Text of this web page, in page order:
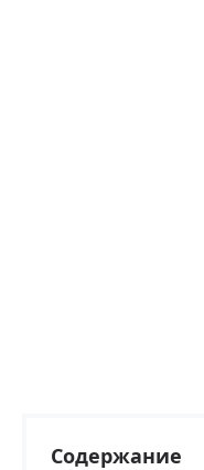
Содержание